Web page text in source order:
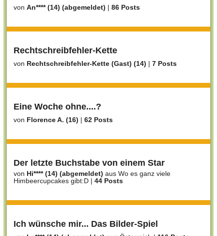
von An**** (14) (abgemeldet) | 86 Posts
Rechtschreibfehler-Kette
von Rechtschreibfehler-Kette (Gast) (14) | 7 Posts
Eine Woche ohne....?
von Florence A. (16) | 62 Posts
Der letzte Buchstabe von einem Star
von Hi**** (14) (abgemeldet) aus Wo es ganz viele
Himbeercupcakes gibt:D | 44 Posts
Ich wünsche mir... Das Bilder-Spiel